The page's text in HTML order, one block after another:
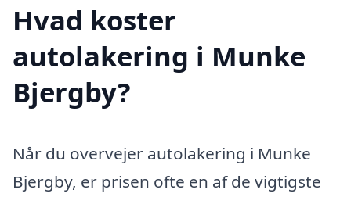
Hvad koster
autolakering i Munke
Bjergby?
Når du overvejer autolakering i Munke
Bjergby, er prisen ofte en af de vigtigste